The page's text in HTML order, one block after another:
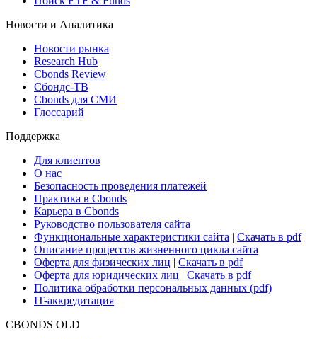
ETF & Funds
Поиск ETF & Funds
Новости и Аналитика
Новости рынка
Research Hub
Сбондс-ТВ
Глоссарий
Поддержка
Для клиентов
О нас
Безопасность проведения платежей
Практика в Cbonds
Карьера в Cbonds
Руководство пользователя сайта
Функциональные характеристики сайта|Скачать в pdf
Описание процессов жизненного цикла сайта
Оферта для юридических лиц